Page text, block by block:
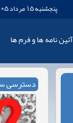
پنجشنبه 15 مرداد 1405
آئین نامه ها و فرم ها
دسترسی